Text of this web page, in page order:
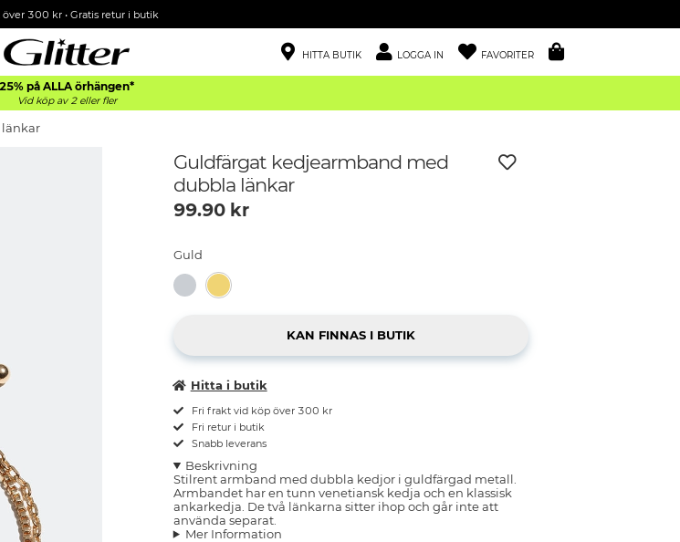
över 300 kr• Gratis retur i butik
HITTA BUTIK LOGGA IN FAVORITER
25% på ALLA örhängen*
Vid köp av 2 eller fler
Guldfärgat kedjearmband med
dubbla länkar
99.90kr
Guld
Hitta i butik
Fri frakt vid köp över 300 kr
Fri retur i butik
Snabb leverans
Beskrivning
Stilrent armband med dubbla kedjor i guldfärgad metall.
Armbandet har en tunn venetiansk kedja och en klassisk
ankarkedja. De två länkarna sitter ihop och går inte att
använda separat.
Mer Information